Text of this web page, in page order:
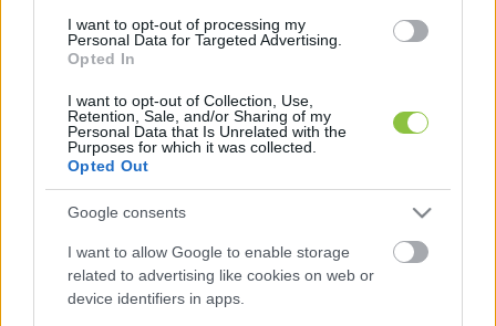
I want to opt-out of processing my
Personal Data for Targeted Advertising.
Opted In
I want to opt-out of Collection, Use,
Retention, Sale, and/or Sharing of my
Personal Data that Is Unrelated with the
Purposes for which it was collected.
Opted Out
Google consents
I want to allow Google to enable storage
related to advertising like cookies on web or
device identifiers in apps.
Balogh László
, az ingatlan.com vezető gazdasági
szakértője ezzel szemben már most azt
ingatlanpiacon.
A kérdés csak az, hogy ez milyen mértékű. A